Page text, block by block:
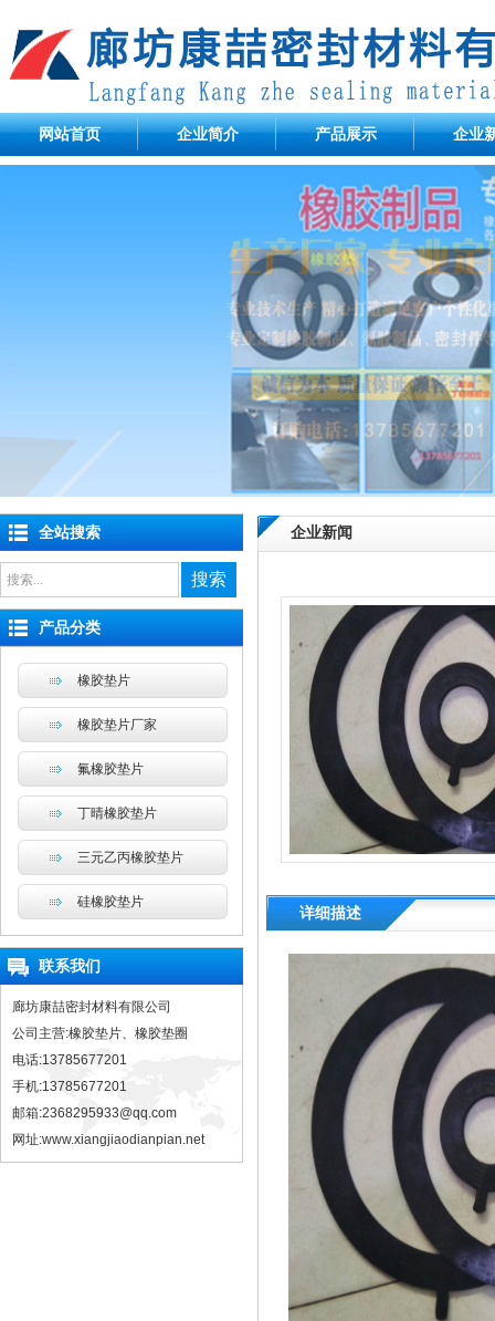
网站首页 企业简介 产品展示 企业
企业新闻
详细描述
全站搜索
搜索
产品分类
橡胶垫片
橡胶垫片厂家
氟橡胶垫片
丁晴橡胶垫片
三元乙丙橡胶垫片
硅橡胶垫片
联系我们
廊坊康喆密封材料有限公司
公司主营:橡胶垫片、橡胶垫圈
电话:13785677201
手机:13785677201
邮箱:2368295933@qq.com
网址:www.xiangjiaodianpian.net